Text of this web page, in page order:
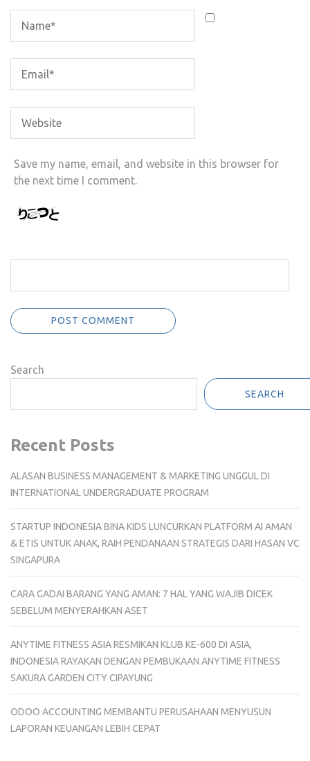
Save my name, email, and website in this browser for
the next time I comment.
Search
SEARCH
Recent Posts
ALASAN BUSINESS MANAGEMENT & MARKETING UNGGUL DI
INTERNATIONAL UNDERGRADUATE PROGRAM
STARTUP INDONESIA BINA KIDS LUNCURKAN PLATFORM AI AMAN
& ETIS UNTUK ANAK, RAIH PENDANAAN STRATEGIS DARI HASAN VC
SINGAPURA
CARA GADAI BARANG YANG AMAN: 7 HAL YANG WAJIB DICEK
SEBELUM MENYERAHKAN ASET
ANYTIME FITNESS ASIA RESMIKAN KLUB KE-600 DI ASIA,
INDONESIA RAYAKAN DENGAN PEMBUKAAN ANYTIME FITNESS
SAKURA GARDEN CITY CIPAYUNG
ODOO ACCOUNTING MEMBANTU PERUSAHAAN MENYUSUN
LAPORAN KEUANGAN LEBIH CEPAT